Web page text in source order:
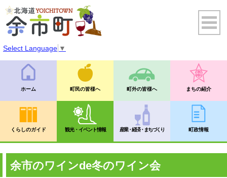
Select Language ▼
ホーム 町民の皆様へ 町外の皆様へ まちの紹介
くらしのガイド 観光・イベント情報 産業・経済・まちづくり 町政情報
余市のワインde冬のワイン会